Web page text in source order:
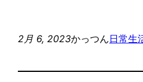
2月 6, 2023かっつん日常生